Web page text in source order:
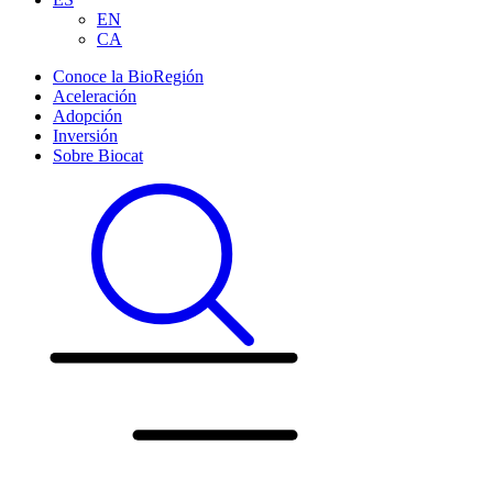
EN
CA
Conoce la BioRegión
Aceleración
Adopción
Inversión
Sobre Biocat